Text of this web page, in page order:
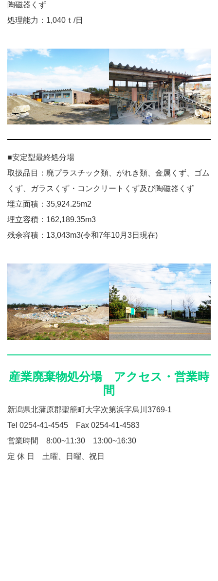
陶磁器くず
処理能力：1,040ｔ/日
■安定型最終処分場
取扱品目：廃プラスチック類、がれき類、金属くず、ゴム
くず、ガラスくず・コンクリートくず及び陶磁器くず
埋立面積：35,924.25m2
埋立容積：162,189.35m3
残余容積：13,043m3(令和7年10月3日現在)
産業廃棄物処分場 アクセス・営業時
間
新潟県北蒲原郡聖籠町大字次第浜字烏川3769-1
Tel 0254-41-4545 Fax 0254-41-4583
営業時間 8:00~11:30 13:00~16:30
定 休 日 土曜、日曜、祝日